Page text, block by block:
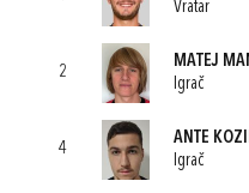
Vratar
2
MATEJ
Igrač
4
ANTE
Igrač